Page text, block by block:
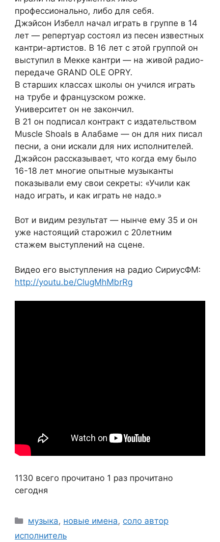
профессионально, либо для себя.
Джэйсон Избелл начал играть в группе в 14
лет — репертуар состоял из песен известных
кантри-артистов. В 16 лет с этой группой он
выступил в Мекке кантри — на живой радио-
передаче GRAND OLE OPRY.
В старших классах школы он учился играть
на трубе и французском рожке.
Университет он не закончил.
В 21 он подписал контракт с издательством
Muscle Shoals в Алабаме — он для них писал
песни, а они искали для них исполнителей.
Джэйсон рассказывает, что когда ему было
16-18 лет многие опытные музыканты
показывали ему свои секреты: «Учили как
надо играть, и как играть не надо.»
Вот и видим результат — нынче ему 35 и он
уже настоящий старожил с 20летним
стажем выступлений на сцене.
Видео его выступления на радио СириусФМ:
http://youtu.be/ClugMhMbrRg
1130 всего прочитано 1 раз прочитано
сегодня
Рубрики
музыка, новые имена, соло автор
исполнитель